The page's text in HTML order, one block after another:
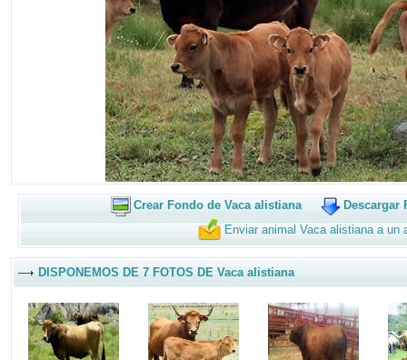
Crear Fondo de Vaca alistiana
Descargar
Enviar animal Vaca alistiana a un
DISPONEMOS DE 7 FOTOS DE Vaca alistiana